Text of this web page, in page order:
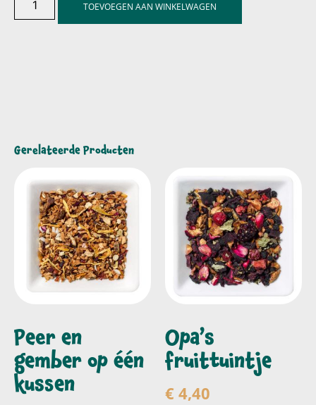
TOEVOEGEN AAN WINKELWAGEN
Gerelateerde Producten
Peer en
gember op één
kussen
Opa’s
fruittuintje
€ 4,40